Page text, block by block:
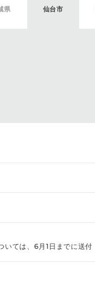
県 仙台市
ては、6月1日までに送付